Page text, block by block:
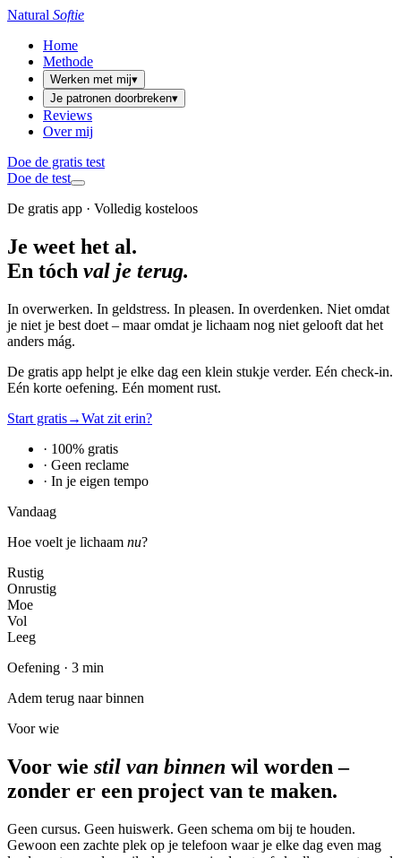
Natural Softie
Home
Methode
Werken met mij▾
Je patronen doorbreken▾
Reviews
Over mij
Doe de gratis test
Doe de test
De gratis app · Volledig kosteloos
Je weet het al.
En tóch val je terug.
In overwerken. In geldstress. In pleasen. In overdenken. Niet omdat
je niet je best doet – maar omdat je lichaam nog niet gelooft dat het
anders mág.
De gratis app helpt je elke dag een klein stukje verder. Eén check-in.
Eén korte oefening. Eén moment rust.
Start gratis→Wat zit erin?
· 100% gratis
· Geen reclame
· In je eigen tempo
Vandaag
Hoe voelt je lichaam nu?
Rustig
Onrustig
Moe
Vol
Leeg
Oefening · 3 min
Adem terug naar binnen
Voor wie
Voor wie stil van binnen wil worden –
zonder er een project van te maken.
Geen cursus. Geen huiswerk. Geen schema om bij te houden.
Gewoon een zachte plek op je telefoon waar je elke dag even mag